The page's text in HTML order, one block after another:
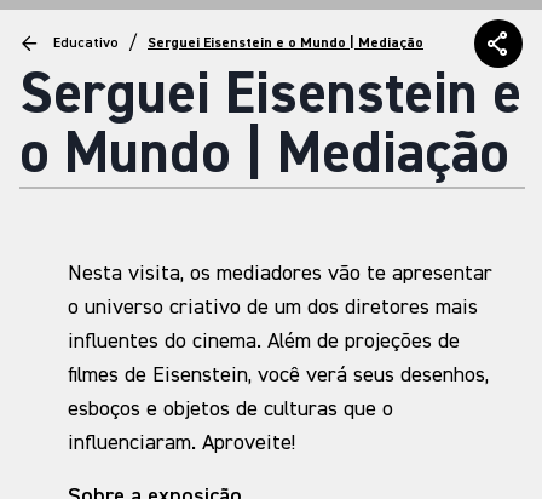
Educativo / Serguei Eisenstein e o Mundo | Mediação
Serguei Eisenstein e
o Mundo | Mediação
Nesta visita, os mediadores vão te apresentar
o universo criativo de um dos diretores mais
influentes do cinema. Além de projeções de
filmes de Eisenstein, você verá seus desenhos,
esboços e objetos de culturas que o
influenciaram. Aproveite!